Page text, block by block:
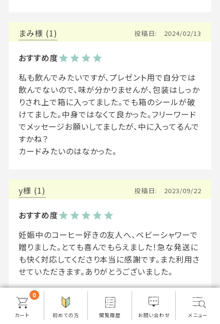
まみ 1 投稿日 2024/02/13
私も飲んでみたいですが、プレゼント用で自分では
飲んでないので、味が分かりませんが、包装はしっか
りされ上で箱に入ってました。でも箱のシールが破
けてました。中身ではなくて良かった。フリーワード
でメッセージお願いしてましたが、中に入ってるんで
すかね？
カードみたいのはなかった。
y 1 投稿日 2023/09/22
妊娠中のコーヒー好きの友人へ、ベビーシャワーで
贈りました。とても喜んでもらえました！急な発送に
も快く対応してくださり本当に感謝です。また利用さ
せていただきます。ありがとうございました。
0